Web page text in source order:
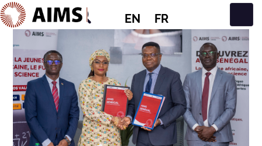
EN FR
Main Navigation